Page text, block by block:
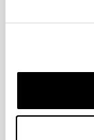
Gondra,
Erkoreka,
Folk